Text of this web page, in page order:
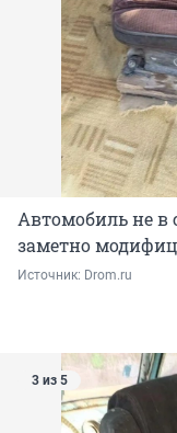
Автомобиль не
заметно
Источник: Drom.ru
3 из 5